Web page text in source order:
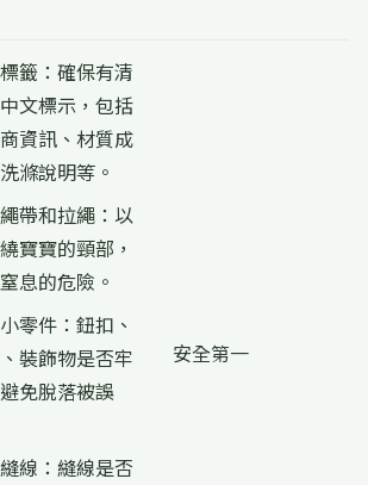
籤：確保有清
文標示，包括
資訊、材質成
滌說明等。
帶和拉繩：以
寶寶的頸部，
息的危險。
零件：鈕扣、
裝飾物是否牢
免脫落被誤
線：縫線是否
安全第一